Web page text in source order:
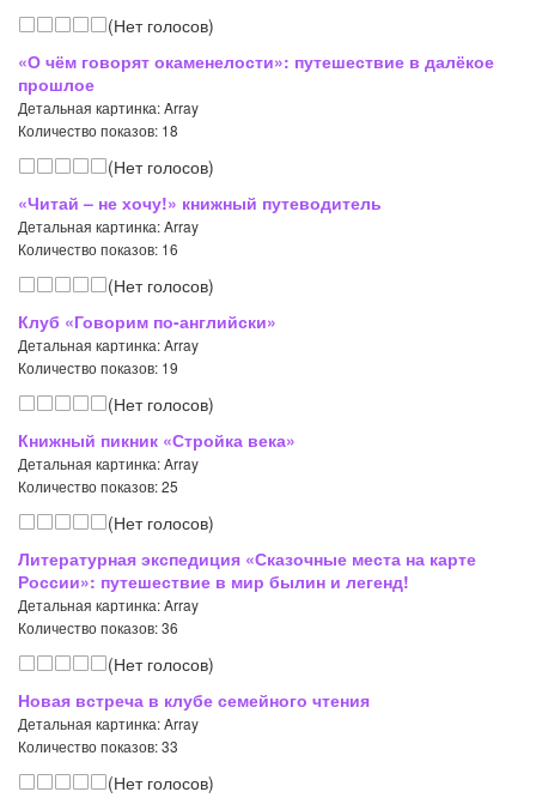
(Нет голосов)
«О чём говорят окаменелости»: путешествие в далёкое
прошлое
Детальная картинка: Array
Количество показов: 18
(Нет голосов)
«Читай – не хочу!» книжный путеводитель
Детальная картинка: Array
Количество показов: 16
(Нет голосов)
Клуб «Говорим по-английски»
Детальная картинка: Array
Количество показов: 19
(Нет голосов)
Книжный пикник «Стройка века»
Детальная картинка: Array
Количество показов: 25
(Нет голосов)
Литературная экспедиция «Сказочные места на карте
России»: путешествие в мир былин и легенд!
Детальная картинка: Array
Количество показов: 36
(Нет голосов)
Новая встреча в клубе семейного чтения
Детальная картинка: Array
Количество показов: 33
(Нет голосов)